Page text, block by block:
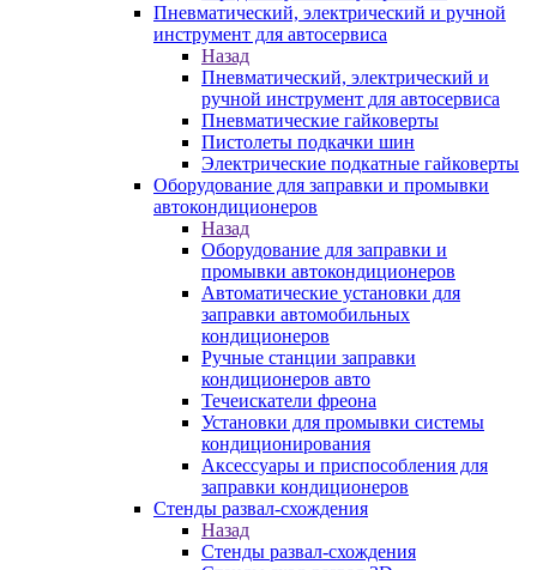
Пневматический, электрический и ручной
инструмент для автосервиса
Назад
Пневматический, электрический и
ручной инструмент для автосервиса
Пневматические гайковерты
Пистолеты подкачки шин
Электрические подкатные гайковерты
Оборудование для заправки и промывки
автокондиционеров
Назад
Оборудование для заправки и
промывки автокондиционеров
Автоматические установки для
заправки автомобильных
кондиционеров
Ручные станции заправки
кондиционеров авто
Течеискатели фреона
Установки для промывки системы
кондиционирования
Аксессуары и приспособления для
заправки кондиционеров
Стенды развал-схождения
Назад
Стенды развал-схождения